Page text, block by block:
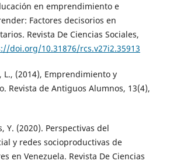
en emprendimiento e
Factores decisorios en
Revista De Ciencias Sociales,
doi.org/10.31876/rcs.v27i2.35913
L., (2014), Emprendimiento y
Revista de Antiguos Alumnos, 13(4),
Y. (2020). Perspectivas del
y redes socioproductivas de
en Venezuela. Revista De Ciencias